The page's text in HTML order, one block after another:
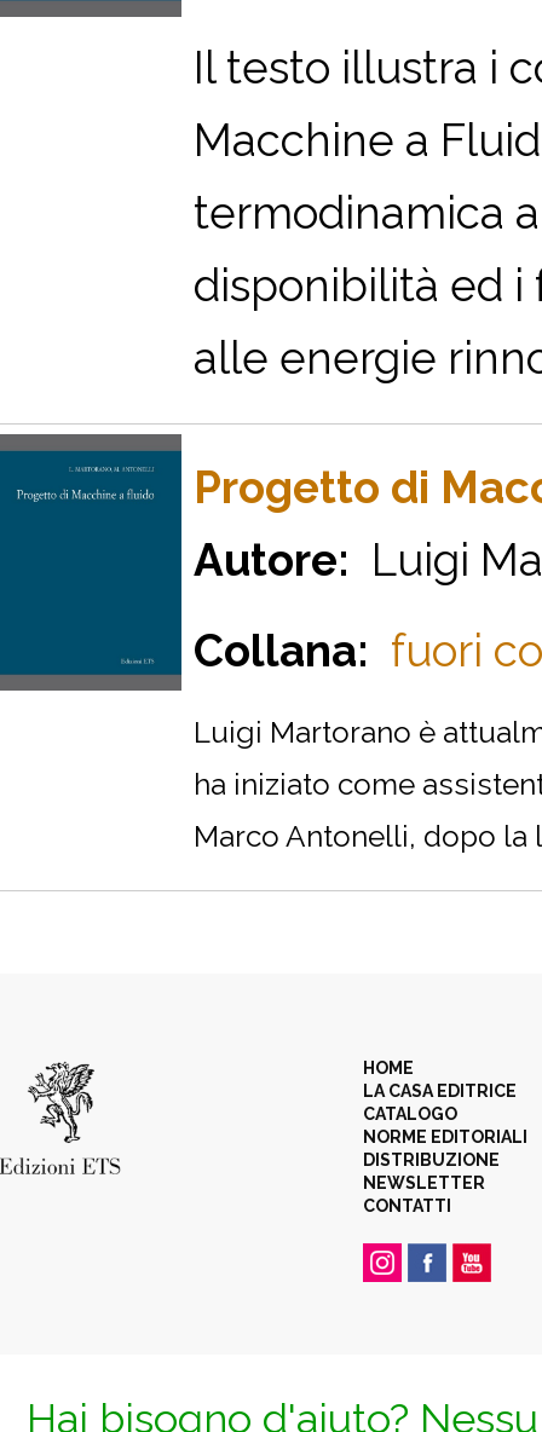
Il testo illustra i
Macchine a
termodinamica
disponibilità ed
alle energie
Progetto di
Autore: Luigi
Collana: fuori
Luigi Martorano è
ha iniziato come
Marco Antonelli, dopo la
HOME
LA CASA EDITRICE
CATALOGO
NORME EDITORIALI
DISTRIBUZIONE
NEWSLETTER
CONTATTI
Hai bisogno d'aiuto?